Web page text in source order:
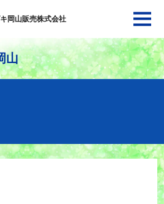
岡山販売株式会社
山